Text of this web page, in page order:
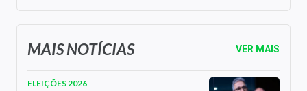
MAIS NOTÍCIAS VER MAIS
ELEIÇÕES 2026